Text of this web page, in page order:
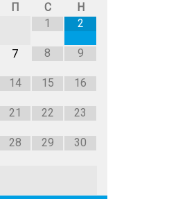
П С
Н
1
2
7 8 9
14 15 16
21 22 23
28 29 30